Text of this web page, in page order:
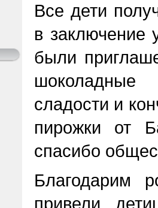
Все дети
в заключение
были
сладости и
пирожки от
спасибо
Благодарим
привели